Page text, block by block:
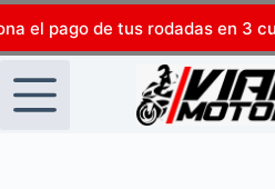
el pago de tus rodadas en 3